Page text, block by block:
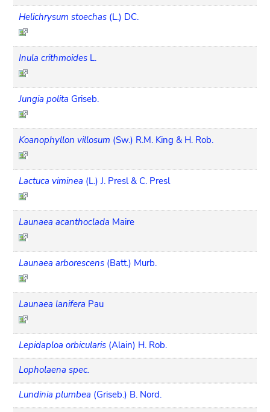
Helichrysum stoechas (L.) DC.
Inula crithmoides L.
Jungia polita Griseb.
Koanophyllon villosum (Sw.) R.M. King & H. Rob.
Lactuca viminea (L.) J. Presl & C. Presl
Launaea acanthoclada Maire
Launaea arborescens (Batt.) Murb.
Launaea lanifera Pau
Lepidaploa orbicularis (Alain) H. Rob.
Lopholaena spec.
Lundinia plumbea (Griseb.) B. Nord.